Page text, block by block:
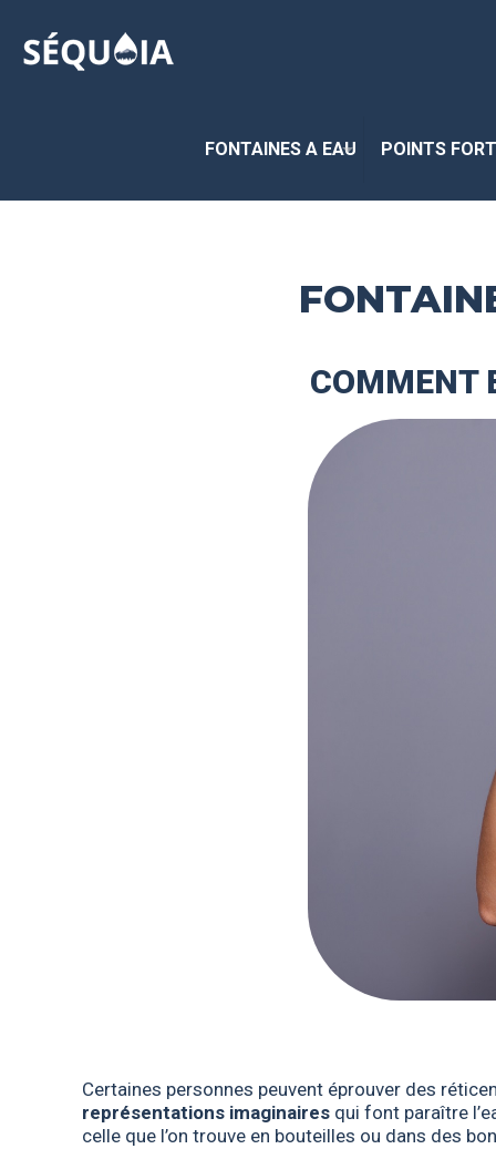
FONTAINES A EAU POINTS
COMMENT
Certaines personnes peuvent éprouver des
représentations imaginaires qui font paraître
celle que l’on trouve en bouteilles ou dans des